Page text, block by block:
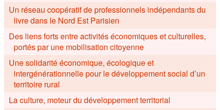
Un réseau coopératif de professionnels indépendants du
livre dans le Nord Est Parisien
Des liens forts entre activités économiques et culturelles,
portés par une mobilisation citoyenne
Une solidarité économique, écologique et
intergénérationnelle pour le développement social d’un
territoire rural
La culture, moteur du développement territorial